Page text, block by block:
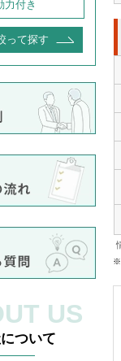
※
力付き
って探す
US
ついて